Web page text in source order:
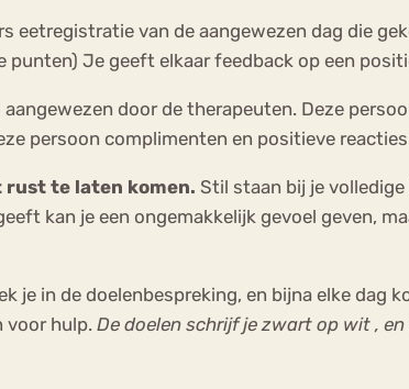
eetregistratie van de aangewezen dag die
Je geeft elkaar feedback op een
door de therapeuten. Deze
persoon complimenten en positieve
rust te laten komen. Stil staan bij je
kan je een ongemakkelijk gevoel geven,
je in de doelenbespreking, en bijna elke dag
voor hulp. De doelen schrijf je zwart op wit ,